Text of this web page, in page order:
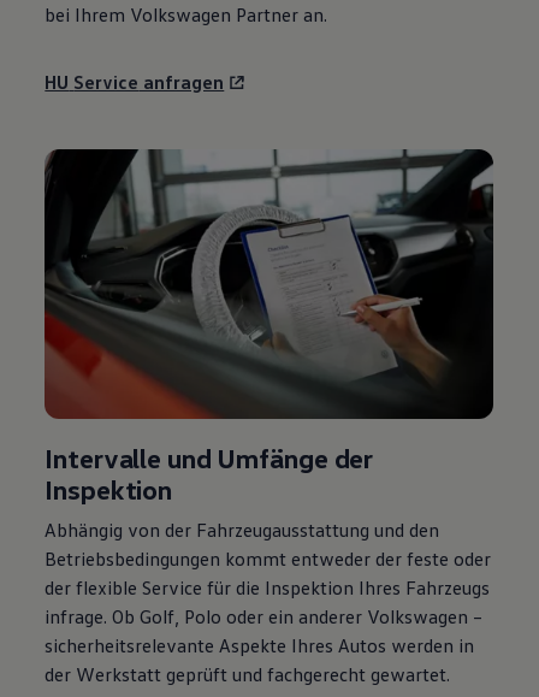
bei Ihrem Volkswagen Partner an.
HU Service anfragen
Intervalle und Umfänge der
Inspektion
Abhängig von der Fahrzeugausstattung und den
Betriebsbedingungen kommt entweder der feste oder
der flexible Service für die Inspektion Ihres Fahrzeugs
infrage. Ob Golf Polo oder ein anderer Volkswagen –
sicherheitsrelevante Aspekte Ihres Autos werden in
der Werkstatt geprüft und fachgerecht gewartet.